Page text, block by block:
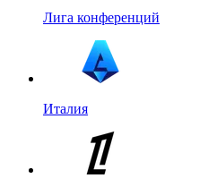
Лига конференций
Италия